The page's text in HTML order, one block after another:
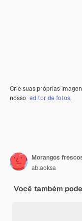
Crie suas próprias
nosso editor de fotos.
Morangos
ablaoksa
Você também